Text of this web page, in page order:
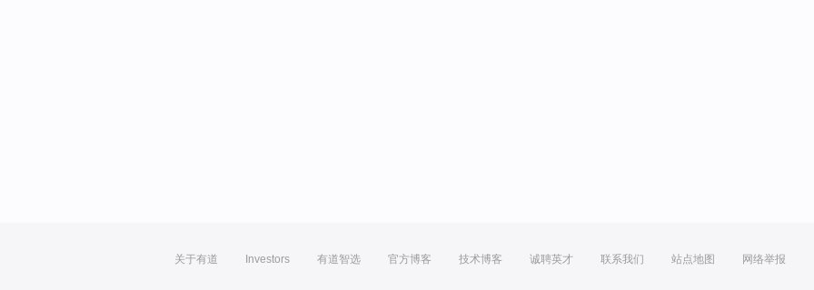
关于有道 Investors 有道智选 官方博客 技术博客 诚聘英才 联系我们 站点地图 网络举报